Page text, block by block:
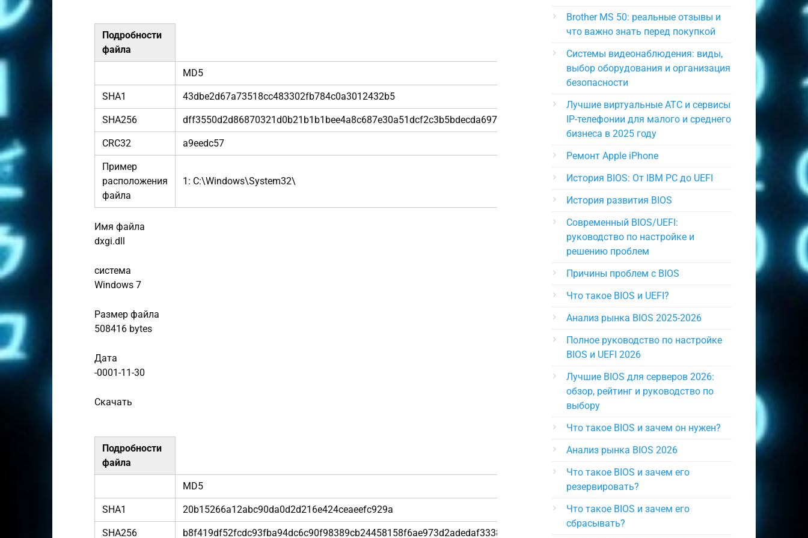
Подробности
файла
MD5 961f0f7fe3743b267a8723cb10c6d4f7
SHA1 43dbe2d67a73518cc483302fb784c0a3012432b5
SHA256 dff3550d2d86870321d0b21b1b1bee4a8c687e30a51dcf2c3b5bdecda69738fa
CRC32 a9eedc57
Пример
расположения
файла
1: C:\Windows\System32\
Имя файла
dxgi.dll
система
Windows 7
Размер файла
508416 bytes
Дата
-0001-11-30
Скачать
Подробности
файла
MD5 0411b7958c524bb2e91ee1b3035fe321
SHA1 20b15266a12abc90da0d2d216e424ceaeefc929a
SHA256 b8f419df52fcdc93fba94dc6c90f98389cb24458158f6ae973d2adedaf33382e
Brother MS 50: реальные отзывы и
что важно знать перед покупкой
Системы видеонаблюдения: виды,
выбор оборудования и организация
безопасности
Лучшие виртуальные АТС и сервисы
IP-телефонии для малого и среднего
бизнеса в 2025 году
Ремонт Apple iPhone
История BIOS: От IBM PC до UEFI
История развития BIOS
Современный BIOS/UEFI:
руководство по настройке и
решению проблем
Причины проблем с BIOS
Что такое BIOS и UEFI?
Анализ рынка BIOS 2025-2026
Полное руководство по настройке
BIOS и UEFI 2026
Лучшие BIOS для серверов 2026:
обзор, рейтинг и руководство по
выбору
Что такое BIOS и зачем он нужен?
Анализ рынка BIOS 2026
Что такое BIOS и зачем его
резервировать?
Что такое BIOS и зачем его
сбрасывать?